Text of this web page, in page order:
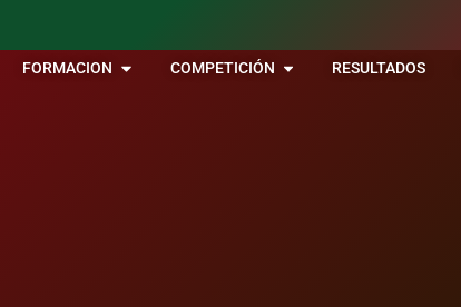
FORMACION COMPETICIÓN RESULTADOS